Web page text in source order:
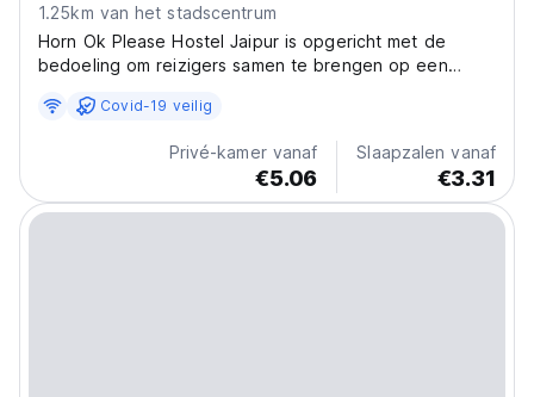
1.25km van het stadscentrum
Horn Ok Please Hostel Jaipur is opgericht met de
bedoeling om reizigers samen te brengen op een
ontsnappen aan de stress van een vreemd land en
Covid-19 veilig
Privé-kamer vanaf
€5.06
Slaapzalen vanaf
€3.31